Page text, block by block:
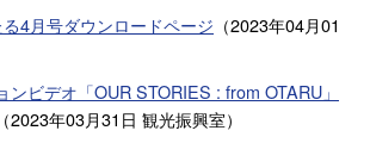
4月号ダウンロードページ （2023年04月01
ンビデオ「OUR STORIES : from OTARU」
（2023年03月31日 観光振興室）